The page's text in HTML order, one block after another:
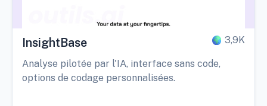
InsightBase 3,9K
Analyse pilotée par l'IA, interface sans code,
options de codage personnalisées.